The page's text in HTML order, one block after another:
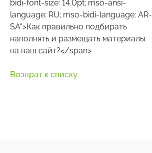
bidi-font-size: 14.0pt; mso-ansi-
language: RU; mso-bidi-language: AR-
SA">Как правильно подбирать
наполнять и размещать материалы
на ваш сайт?</span>
Возврат к списку